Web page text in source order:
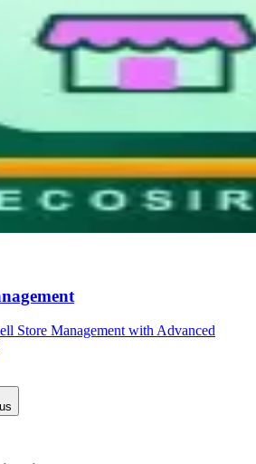
Store Management with Advanced